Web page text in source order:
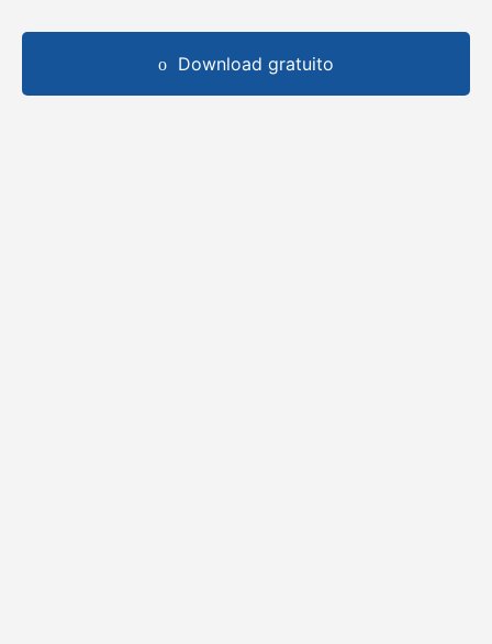
Download gratuito